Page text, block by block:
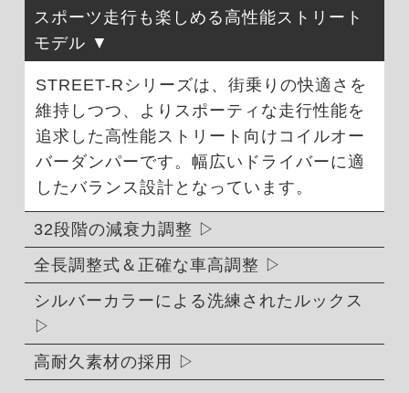
スポーツ走行も楽しめる高性能ストリート
モデル
STREET-Rシリーズは、街乗りの快適さを
維持しつつ、よりスポーティな走行性能を
追求した高性能ストリート向けコイルオー
バーダンパーです。幅広いドライバーに適
したバランス設計となっています。
32段階の減衰力調整
全長調整式＆正確な車高調整
シルバーカラーによる洗練されたルックス
高耐久素材の採用